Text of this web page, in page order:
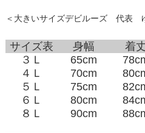
＜大きいサイズデビルーズ 代表
サイズ表 身幅 着
３Ｌ
65cm
４Ｌ
70cm
５Ｌ
75cm
６Ｌ
80cm
８Ｌ
90cm